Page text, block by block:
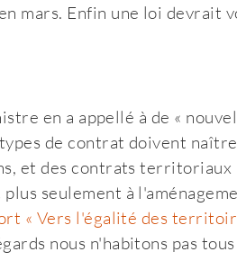
mars. Enfin une loi devrait
en a appellé à de «
de contrat doivent
et des contrats territoriaux
seulement à
« Vers l'égalité des
nous n'habitons pas